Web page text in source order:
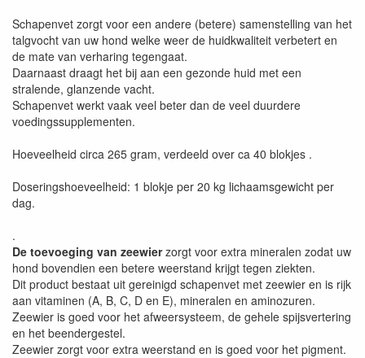
Schapenvet zorgt voor een andere (betere) samenstelling van het
talgvocht van uw hond welke weer de huidkwaliteit verbetert en
de mate van verharing tegengaat.
Daarnaast draagt het bij aan een gezonde huid met een
stralende, glanzende vacht.
Schapenvet werkt vaak veel beter dan de veel duurdere
voedingssupplementen.
Hoeveelheid circa 265 gram, verdeeld over ca 40 blokjes .
Doseringshoeveelheid: 1 blokje per 20 kg lichaamsgewicht per
dag.
.
De toevoeging van zeewierzorgt voor extra mineralen zodat uw
hond bovendien een betere weerstand krijgt tegen ziekten.
Dit product bestaat uit gereinigd schapenvet met zeewier en is rijk
aan vitaminen (A, B, C, D en E), mineralen en aminozuren.
Zeewier is goed voor het afweersysteem, de gehele spijsvertering
en het beendergestel.
Zeewier zorgt voor extra weerstand en is goed voor het pigment.